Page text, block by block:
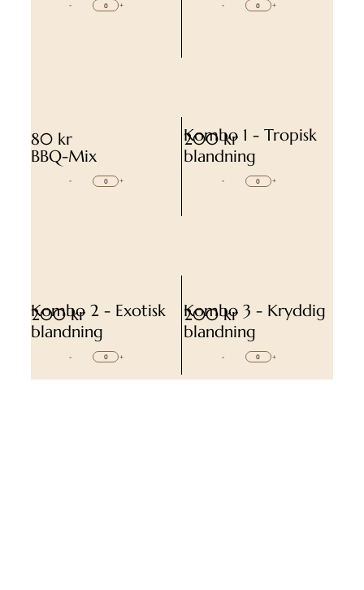
- + - +
80 kr
BBQ-Mix
- +
200 kr
Kombo 1 - Tropisk
blandning
- +
200 kr
Kombo 2 - Exotisk
blandning
- +
200 kr
Kombo 3 - Kryddig
blandning
- +